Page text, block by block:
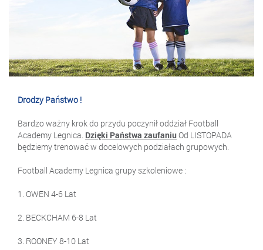
Drodzy Państwo !
Bardzo ważny krok do przydu poczynił oddział Football
Academy Legnica. Dzięki Państwa zaufaniuOd LISTOPADA
będziemy trenować w docelowych podziałach grupowych.
Football Academy Legnica grupy szkoleniowe :
1. OWEN 4-6 Lat
2. BECKCHAM 6-8 Lat
3. ROONEY 8-10 Lat